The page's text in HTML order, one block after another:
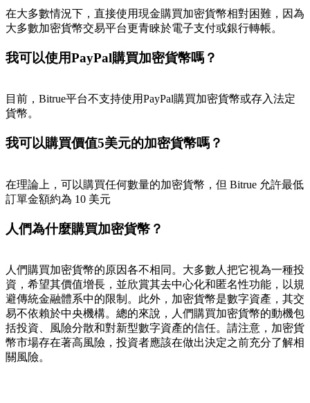
在大多數情況下，直接使用現金購買加密貨幣相對困難，因為
大多數加密貨幣交易平台更青睞於電子支付或銀行轉帳。
我可以使用PayPal購買加密貨幣嗎？
目前，Bitrue平台不支持使用PayPal購買加密貨幣或存入法定
貨幣。
我可以購買價值5美元的加密貨幣嗎？
在理論上，可以購買任何數量的加密貨幣，但 Bitrue 允許最低
訂單金額約為 10 美元
人們為什麼購買加密貨幣？
人們購買加密貨幣的原因各不相同。大多數人把它視為一種投
資，希望其價值增長，並欣賞其去中心化和匿名性功能，以規
避傳統金融體系中的限制。此外，加密貨幣是數字資產，其交
易不依賴於中央機構。總的來說，人們購買加密貨幣的動機包
括投資、風險分散和對新型數字資產的信任。請注意，加密貨
幣市場存在著高風險，投資者應該在做出決定之前充分了解相
關風險。